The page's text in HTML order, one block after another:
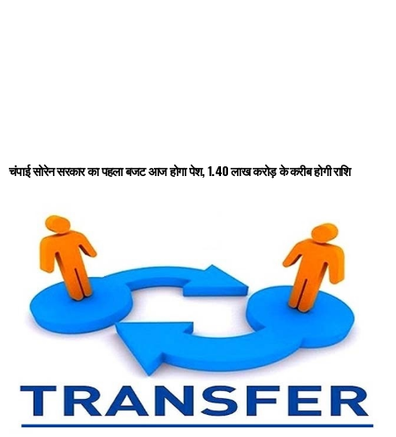
चंपाई सोरेन सरकार का पहला बजट आज होगा पेश, 1.40 लाख करोड़ के करीब होगी राशि